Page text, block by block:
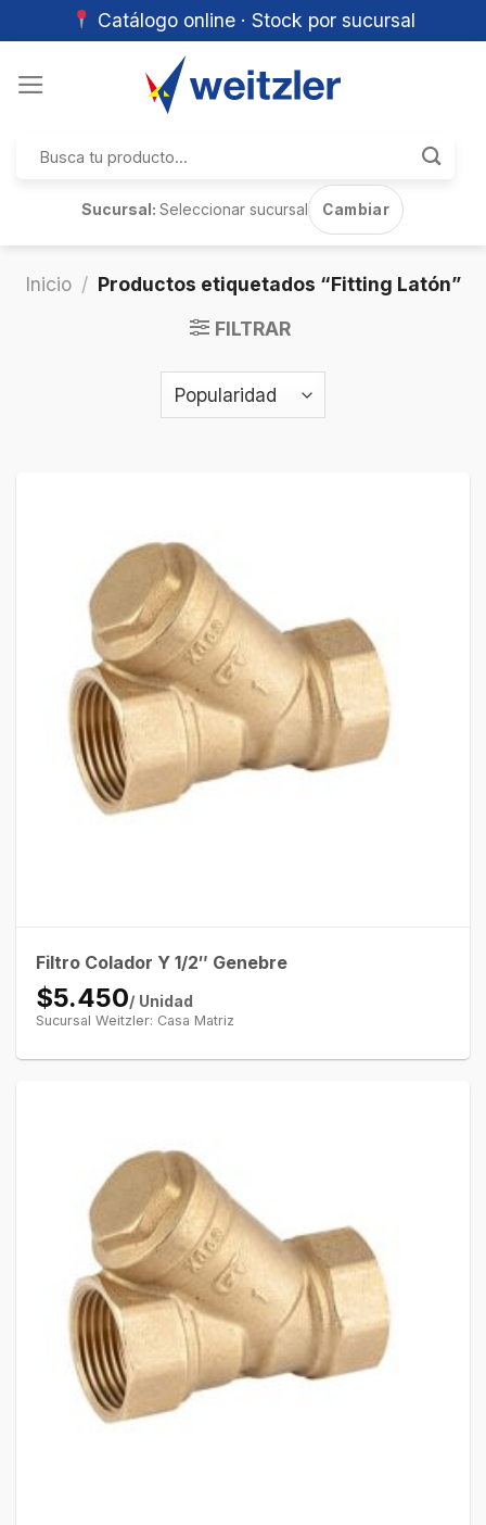
Catálogo online · Stock por sucursal
por:
Sucursal:Seleccionar sucursal Cambiar
Inicio / Productos etiquetados “Fitting Latón”
FILTRAR
Filtro Colador Y 1/2″ Genebre
$5.450/ Unidad
Sucursal Weitzler: Casa Matriz